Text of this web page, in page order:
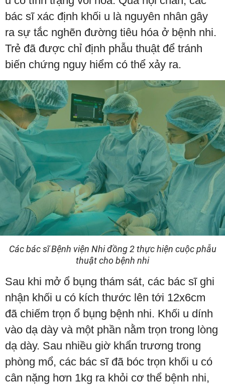
bác sĩ xác định khối u là nguyên nhân gây
ra sự tắc nghẽn đường tiêu hóa ở bệnh nhi.
Trẻ đã được chỉ định phẫu thuật để tránh
biến chứng nguy hiểm có thể xảy ra.
Các bác sĩ Bệnh viện Nhi đồng 2 thực hiện cuộc phẫu
thuật cho bệnh nhi
Sau khi mở ổ bụng thám sát, các bác sĩ ghi
nhận khối u có kích thước lên tới 12x6cm
đã chiếm trọn ổ bụng bệnh nhi. Khối u dính
vào dạ dày và một phần nằm trọn trong lòng
dạ dày. Sau nhiều giờ khẩn trương trong
phòng mổ, các bác sĩ đã bóc trọn khối u có
cân nặng hơn 1kg ra khỏi cơ thể bệnh nhi,